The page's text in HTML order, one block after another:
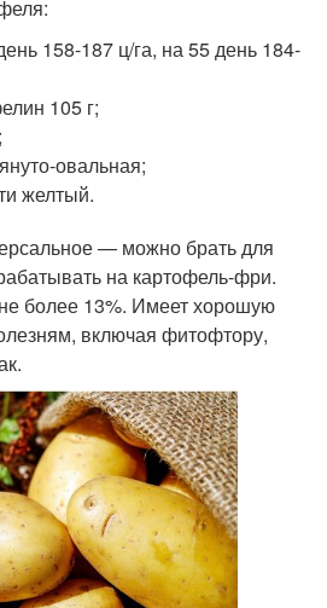
158-187 ц/га, на 55 день 184-
105 г;
овальная;
желтый.
— можно брать для
на картофель-фри.
более 13%. Имеет хорошую
включая фитофтору,